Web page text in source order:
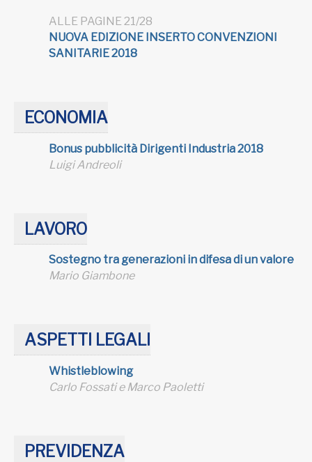
ALLE PAGINE 21/28
NUOVA EDIZIONE INSERTO CONVENZIONI
SANITARIE 2018
ECONOMIA
Bonus pubblicità Dirigenti Industria 2018
Luigi Andreoli
LAVORO
Sostegno tra generazioni in difesa di un valore
Mario Giambone
ASPETTI LEGALI
Whistleblowing
Carlo Fossati e Marco Paoletti
PREVIDENZA